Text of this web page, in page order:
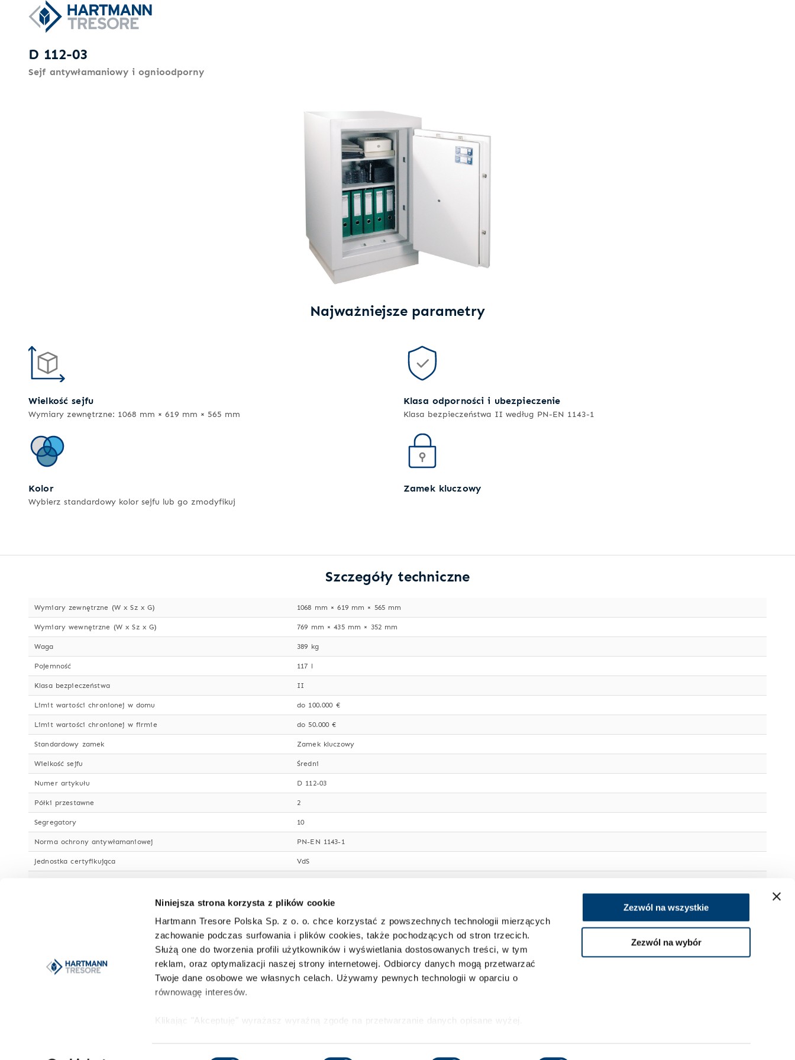
Niniejsza strona korzysta z plików cookie
Hartmann Tresore Polska Sp. z o. o. chce korzystać z powszechnych technologii mierzących
zachowanie podczas surfowania i plików cookies, także pochodzących od stron trzecich.
Służą one do tworzenia profili użytkowników i wyświetlania dostosowanych treści, w tym
reklam, oraz optymalizacji naszej strony internetowej. Odbiorcy danych mogą przetwarzać
Twoje dane osobowe we własnych celach. Używamy pewnych technologii w oparciu o
równowagę interesów.
Klikając "Akceptuję" wyrażasz wyraźną zgodę na przetwarzanie danych opisane wyżej.
Zezwól na wszystkie
Zezwól na wybór
D 112-03
Sejf antywłamaniowy i ognioodporny
Najważniejsze parametry
Wielkość sejfu
Wymiary zewnętrzne: 1068 mm × 619 mm × 565 mm
Klasa odporności i ubezpieczenie
Klasa bezpieczeństwa II według PN-EN 1143-1
Kolor
Wybierz standardowy kolor sejfu lub go zmodyfikuj
Zamek kluczowy
Szczegóły techniczne
Wymiary zewnętrzne (W x Sz x G) 1068 mm × 619 mm × 565 mm
Wymiary wewnętrzne (W x Sz x G) 769 mm × 435 mm × 352 mm
Waga 389 kg
Pojemność 117 l
Klasa bezpieczeństwa II
Limit wartości chronionej w domu do 100.000 €
Limit wartości chronionej w firmie do 50.000 €
Standardowy zamek Zamek kluczowy
Wielkość sejfu Średni
Numer artykułu D 112-03
Półki przestawne 2
Segregatory 10
Norma ochrony antywłamaniowej PN-EN 1143-1
Jednostka certyfikująca VdS
prawostronne
180°
739 x 390 mm
Grubość drzwi 135 mm
Wystające zawiasy/okucia drzwi 60 mm
jasnoszary RAL 7035
Więcej danych o korpusie wielościenny